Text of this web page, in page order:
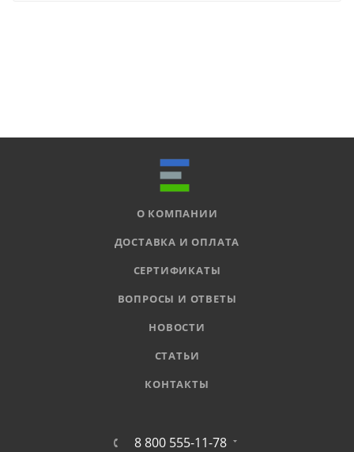
О КОМПАНИИ
ДОСТАВКА И ОПЛАТА
СЕРТИФИКАТЫ
ВОПРОСЫ И ОТВЕТЫ
НОВОСТИ
СТАТЬИ
КОНТАКТЫ
8 800 555-11-78